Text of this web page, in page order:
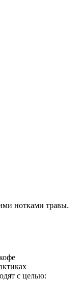
нотками травы.
с целью: